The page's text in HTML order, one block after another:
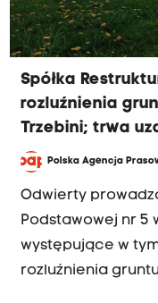
Spółka
rozluźnienia
Trzebini; trwa
Polska Agencja
Odwierty
Podstawowej nr 5
występujące w
rozluźnienia